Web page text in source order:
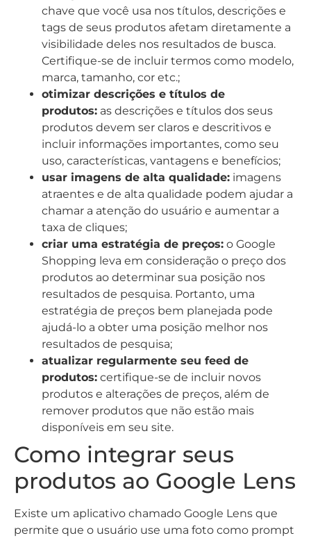
chave que você usa nos títulos, descrições e
tags de seus produtos afetam diretamente a
visibilidade deles nos resultados de busca.
Certifique-se de incluir termos como modelo,
marca, tamanho, cor etc.;
otimizar descrições e títulos de
produtos: as descrições e títulos dos seus
produtos devem ser claros e descritivos e
incluir informações importantes, como seu
uso, características, vantagens e benefícios;
usar imagens de alta qualidade: imagens
atraentes e de alta qualidade podem ajudar a
chamar a atenção do usuário e aumentar a
taxa de cliques;
criar uma estratégia de preços: o Google
Shopping leva em consideração o preço dos
produtos ao determinar sua posição nos
resultados de pesquisa. Portanto, uma
estratégia de preços bem planejada pode
ajudá-lo a obter uma posição melhor nos
resultados de pesquisa;
atualizar regularmente seu feed de
produtos: certifique-se de incluir novos
produtos e alterações de preços, além de
remover produtos que não estão mais
disponíveis em seu site.
Como integrar seus
produtos ao Google Lens
Existe um aplicativo chamado Google Lens que
permite que o usuário use uma foto como prompt